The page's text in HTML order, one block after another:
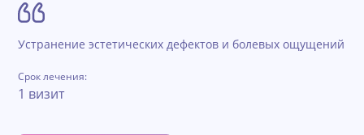
Устранение эстетических дефектов и болевых ощущений
Срок лечения:
1 визит